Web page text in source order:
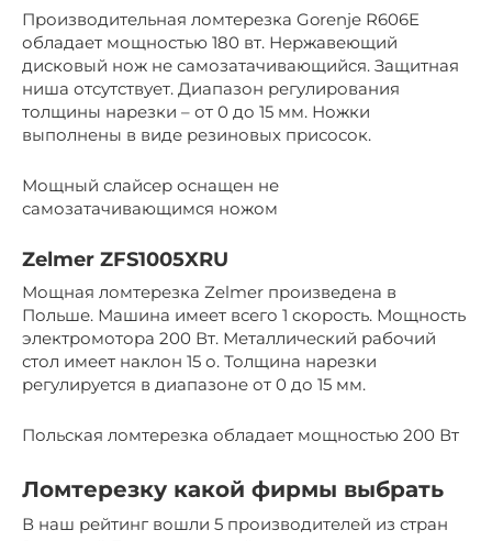
Производительная ломтерезка Gorenje R606E
обладает мощностью 180 вт. Нержавеющий
дисковый нож не самозатачивающийся. Защитная
ниша отсутствует. Диапазон регулирования
толщины нарезки – от 0 до 15 мм. Ножки
выполнены в виде резиновых присосок.
Мощный слайсер оснащен не
самозатачивающимся ножом
Zelmer ZFS1005XRU
Мощная ломтерезка Zelmer произведена в
Польше. Машина имеет всего 1 скорость. Мощность
электромотора 200 Вт. Металлический рабочий
стол имеет наклон 15 о. Толщина нарезки
регулируется в диапазоне от 0 до 15 мм.
Польская ломтерезка обладает мощностью 200 Вт
Ломтерезку какой фирмы выбрать
В наш рейтинг вошли 5 производителей из стран